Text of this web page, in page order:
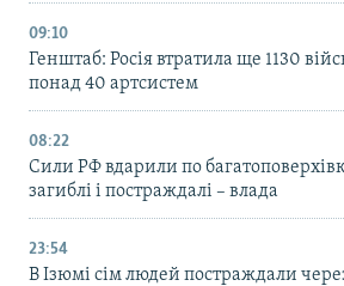
09:10
Генштаб: Росія втратила ще 1130
понад 40 артсистем
08:22
Сили РФ вдарили по
загиблі і постраждалі – влада
23:54
В Ізюмі сім людей постраждали